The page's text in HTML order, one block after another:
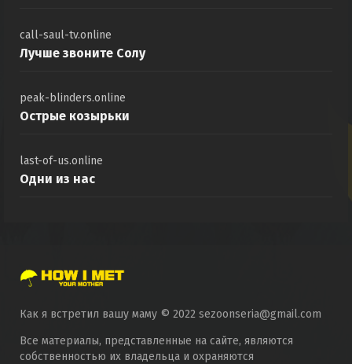
call-saul-tv.online
Лучше звоните Солу
peak-blinders.online
Острые козырьки
last-of-us.online
Одни из нас
Как я встретил вашу маму © 2022 sezoonseria@gmail.com
Все материалы, представленные на сайте, являются
собственностью их владельца и охраняются